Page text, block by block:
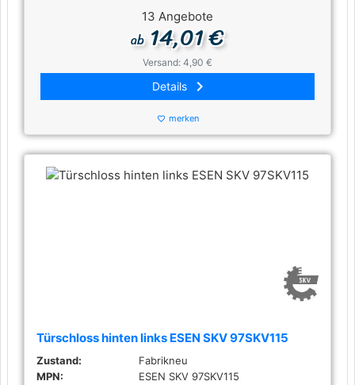
13 Angebote
ab14,01 €
Versand: 4,90 €
Details keyboard_arrow_right
favorite_border merken
Türschloss hinten links ESEN SKV 97SKV115
Zustand:
Fabrikneu
MPN:
ESEN SKV 97SKV115